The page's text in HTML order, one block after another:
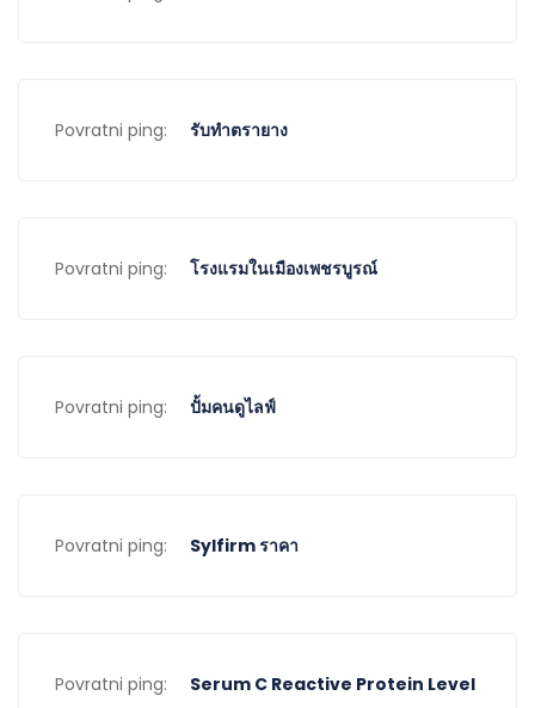
Povratni ping: รับทำตรายาง
Povratni ping: โรงแรมในเมืองเพชรบูรณ์
Povratni ping: ปั้มคนดูไลฟ์
Povratni ping: Sylfirm ราคา
Povratni ping: Serum C Reactive Protein Level